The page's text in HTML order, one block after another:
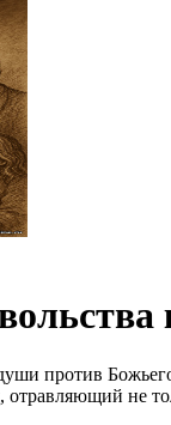
против
отравляющий не